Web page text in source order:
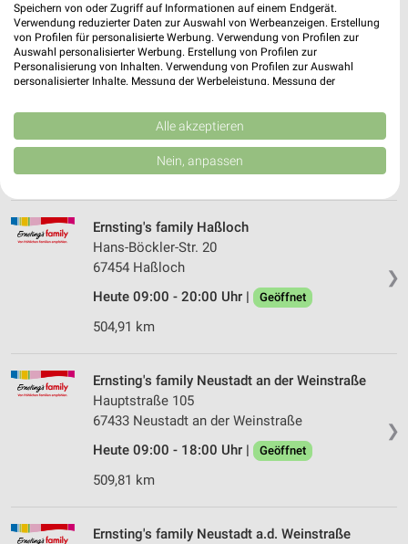
475,65 km
Ernsting's family Alzey
55232 Alzey
Heute 09:00 - 14:00 Uhr | Geschlossen
480,87 km
❯
Ernsting's family Haßloch
Hans-Böckler-Str. 20
67454 Haßloch
Heute 09:00 - 20:00 Uhr |
Geöffnet
504,91 km
❯
Ernsting's family Neustadt an der Weinstraße
Hauptstraße 105
67433 Neustadt an der Weinstraße
Heute 09:00 - 18:00 Uhr |
Geöffnet
509,81 km
Ernsting's family Neustadt a.d. Weinstraße
Speichern von oder Zugriff auf Informationen auf einem Endgerät.
Verwendung reduzierter Daten zur Auswahl von Werbeanzeigen. Erstellung
von Profilen für personalisierte Werbung. Verwendung von Profilen zur
Auswahl personalisierter Werbung. Erstellung von Profilen zur
Personalisierung von Inhalten. Verwendung von Profilen zur Auswahl
personalisierter Inhalte. Messung der Werbeleistung. Messung der
Kombinationen von Daten aus verschiedenen Quellen. Entwicklung und
Verbesserung der Angebote. Verwendung reduzierter Daten zur Auswahl
von Inhalten.
Daten können außerhalb der Europäischen Union weitergegeben und in die
USA gesendet werden.
Website/App.
Partnerliste anzeigen (1 IAB-Anbieter)
Wir nutzen Ihre Daten für folgende Zwecke:
IAB-Verarbeitungszwecke:
Speichern von oder Zugriff auf Informationen
Werbeanzeigen
Erstellung von Profilen für personalisierte
Verwendung von Profilen zur Auswahl
personalisierter Werbung
von Inhalten
Alle akzeptieren
Nein, anpassen